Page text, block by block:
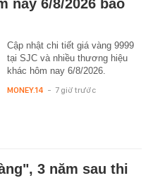
nay 6/8/2026 bao
Cập nhật chi tiết giá vàng 9999
tại SJC và nhiều thương hiệu
khác hôm nay 6/8/2026.
MONEY.14 - 7 giờ trước
3 năm sau thi